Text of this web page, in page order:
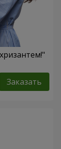
Заказать